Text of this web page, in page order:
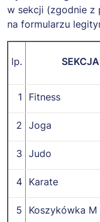
w sekcji (zgodnie z
na formularzu
lp.
1 Fitness
2 Joga
3 Judo
4 Karate
5 Koszykówka M